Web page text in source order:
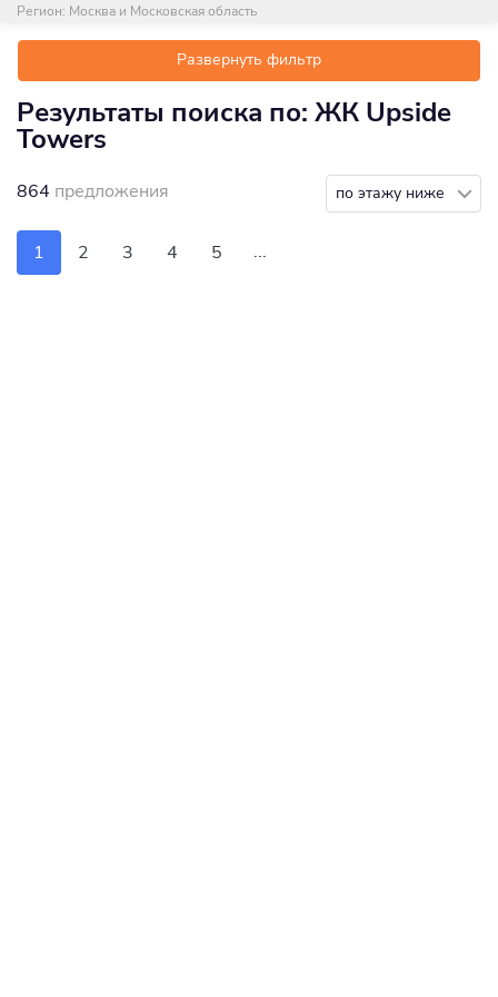
Регион: Москва и Московская область
Развернуть фильтр
Результаты поиска по: ЖК Upside
Towers
864 предложения по этажу ниже
1 2 3 4 5 ...